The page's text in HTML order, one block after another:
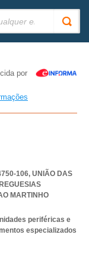
por
106, UNIÃO DAS
MARTINHO
periféricas e
especializados